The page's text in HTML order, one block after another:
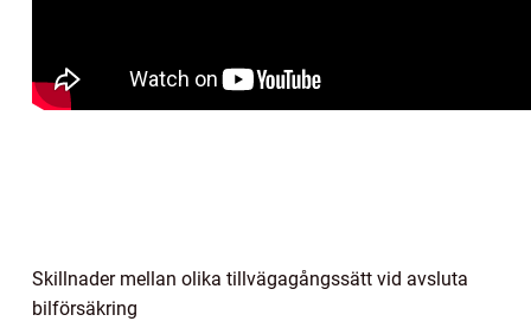
Skillnader mellan olika tillvägagångssätt vid avsluta
bilförsäkring